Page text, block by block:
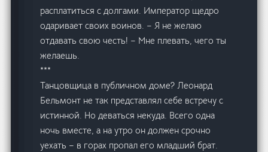
расплатиться с долгами. Император щедро
одаривает своих воинов. – Я не желаю
отдавать свою честь! – Мне плевать, чего ты
желаешь.
***
Танцовщица в публичном доме? Леонард
Бельмонт не так представлял себе встречу с
истинной. Но деваться некуда. Всего одна
ночь вместе, а на утро он должен срочно
уехать – в горах пропал его младший брат.